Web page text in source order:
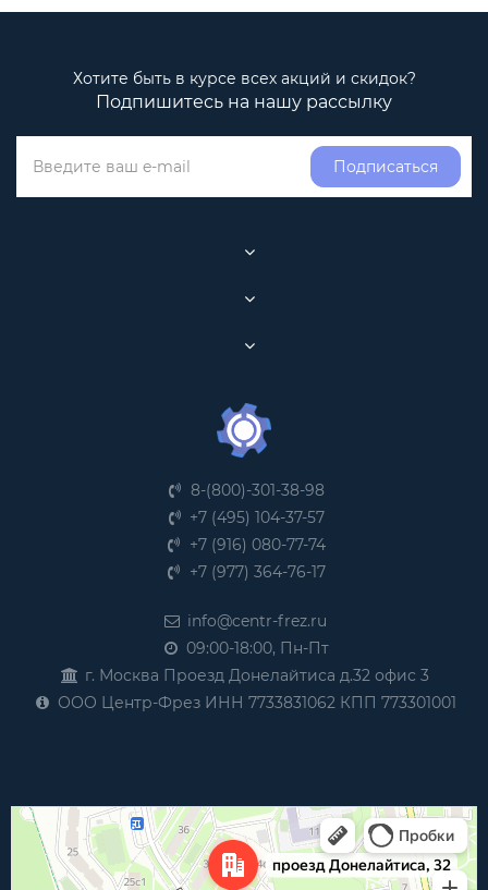
Хотите быть в курсе всех акций и скидок?
Подпишитесь на нашу рассылку
Подписаться
8-(800)-301-38-98
+7 (495) 104-37-57
+7 (916) 080-77-74
+7 (977) 364-76-17
info@centr-frez.ru
09:00-18:00, Пн-Пт
г. Москва Проезд Донелайтиса д.32 офис 3
ООО Центр-Фрез ИНН 7733831062 КПП 773301001